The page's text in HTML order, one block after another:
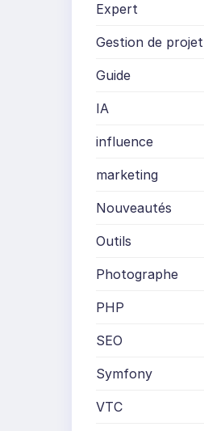
Expert
Gestion de projet
Guide
IA
influence
marketing
Nouveautés
Outils
Photographe
PHP
SEO
Symfony
VTC